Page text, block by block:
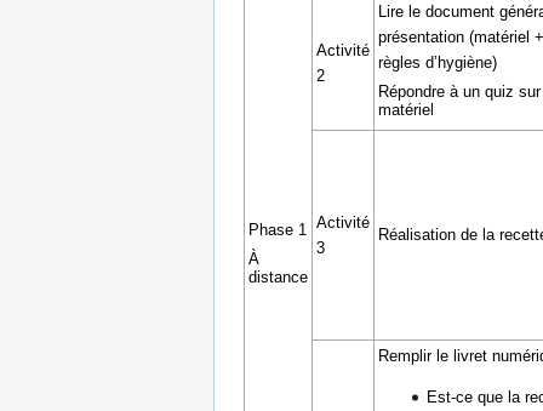
Phase 1
À
distance
Activité
2
Lire le document
présentation (matériel +
règles d’hygiène)
Répondre à un quiz
matériel
Activité
3
Réalisation de la
Remplir le livret
Est-ce que la